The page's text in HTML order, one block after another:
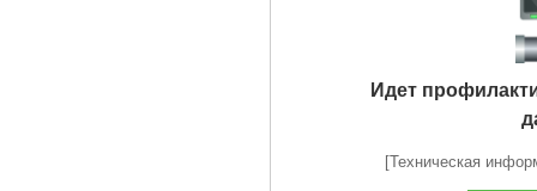
Идет
[Техническая